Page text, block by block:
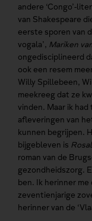
andere ‘Congo’-
van Shakespeare
eerste sporen van
vogala’, Mariken
ongedisciplineerd
ook een resem
Willy Spillebeen,
meekreeg dat ze
vinden. Maar ik
afleveringen van
kunnen begrijpen.
bijgebleven is
roman van de
gezondheidszorg.
ben. Ik herinner me
zeventienjarige
herinner van de